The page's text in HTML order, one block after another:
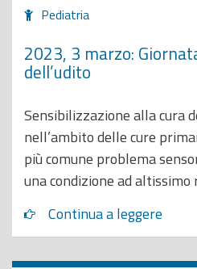
Pediatria
2023, 3 marzo:
dell’udito
Sensibilizzazione alla cura
nell’ambito delle cure
più comune problema
una condizione ad altissimo
Continua a leggere